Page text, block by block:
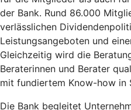
der Bank. Rund 86.000
verlässlichen
Leistungsangeboten und
Gleichzeitig wird die
Beraterinnen und Berater
mit fundiertem Know-how in
Die Bank begleitet